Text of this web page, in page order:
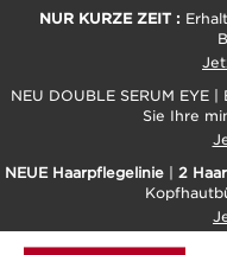
NUR KURZE ZEIT :
NEU DOUBLE SERUM EYE
Sie Ihre
NEUE Haarpflegelinie| 2